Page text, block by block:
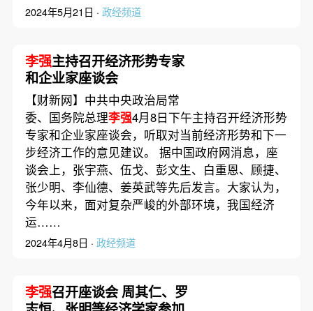
2024年5月21日 · 政经频道
李强主持召开经济形势专家
和企业家座谈会
【财新网】中共中央政治局常
委、国务院总理李强4月8日下午主持召开经济形势
专家和企业家座谈会，听取对当前经济形势和下一
步经济工作的意见建议。 据中国政府网消息，座
谈会上，张宇燕、伍戈、彭文生、白重恩、顾捷、
张少明、李仙德、姜英武等先后发言。大家认为，
今年以来，面对复杂严峻的外部环境，我国经济
运……
2024年4月8日 · 政经频道
李强召开座谈会 周其仁、罗